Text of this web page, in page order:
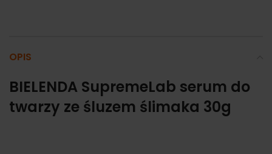
OPIS
BIELENDA SupremeLab serum do
twarzy ze śluzem ślimaka 30g